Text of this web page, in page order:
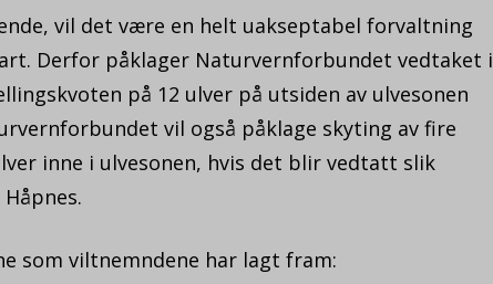
vil det være en helt uakseptabel forvaltning
Derfor påklager Naturvernforbundet vedtaket i
på 12 ulver på utsiden av ulvesonen
vil også påklage skyting av fire
inne i ulvesonen, hvis det blir vedtatt slik
som viltnemndene har lagt fram: